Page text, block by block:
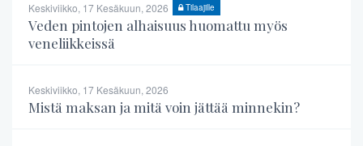
Keskiviikko, 17 Kesäkuun, 2026 Tilaajille
Veden pintojen alhaisuus huomattu myös
veneliikkeissä
Keskiviikko, 17 Kesäkuun, 2026
Mistä maksan ja mitä voin jättää minnekin?